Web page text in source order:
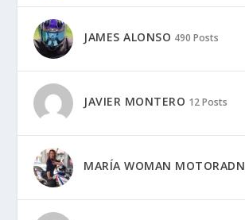
JAMES ALONSO 490 Posts
JAVIER MONTERO 12 Posts
MARÍA WOMAN MOTORADN